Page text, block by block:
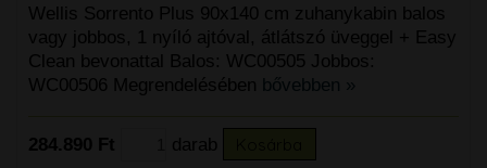
Wellis Sorrento Plus 90x140 cm zuhanykabin balos
vagy jobbos, 1 nyíló ajtóval, átlátszó üveggel + Easy
Clean bevonattal Balos: WC00505 Jobbos:
WC00506 Megrendelésében bővebben »
284.890 Ft darab